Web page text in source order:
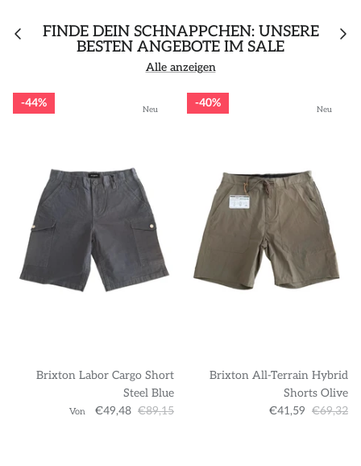
FINDE DEIN SCHNÄPPCHEN: UNSERE
BESTEN ANGEBOTE IM SALE
Alle anzeigen
Neu
44%
Brixton Labor Cargo Short
Steel Blue
Von €49,48 €89,15
Neu
40%
Brixton All-Terrain Hybrid
Shorts Olive
€41,59 €69,32